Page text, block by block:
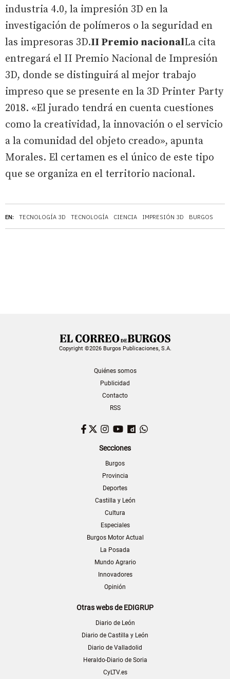
EN: TECNOLOGÍA 3D TECNOLOGÍA CIENCIA IMPRESIÓN 3D BURGOS
industria 4.0, la impresión 3D en la
investigación de polímeros o la seguridad en
las impresoras 3D.II Premio nacionalLa cita
entregará el II Premio Nacional de Impresión
3D, donde se distinguirá al mejor trabajo
impreso que se presente en la 3D Printer Party
2018. «El jurado tendrá en cuenta cuestiones
como la creatividad, la innovación o el servicio
a la comunidad del objeto creado», apunta
Morales. El certamen es el único de este tipo
que se organiza en el territorio nacional.
Copyright ©2026 Burgos Publicaciones, S.A.
Quiénes somos
Publicidad
Contacto
RSS
Facebook
TwitterInstagram
YouTubeDailymotion
Secciones
Burgos
Provincia
Deportes
Castilla y León
Cultura
Especiales
Burgos Motor Actual
La Posada
Mundo Agrario
Innovadores
Opinión
Otras webs de EDIGRUP
Diario de León
Diario de Castilla y León
Diario de Valladolid
Heraldo-Diario de Soria
CyLTV.es